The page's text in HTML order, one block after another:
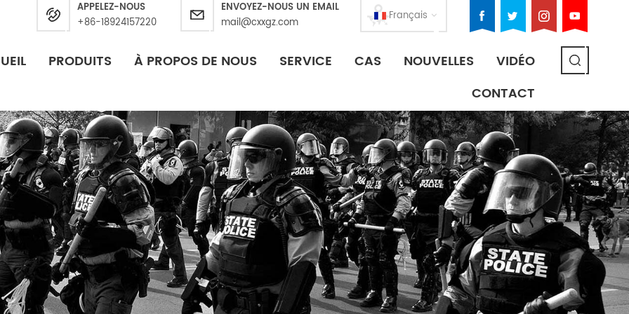
Français
APPELEZ-NOUS
+86-18924157220
ENVOYEZ-NOUS UN EMAIL
mail@cxxgz.com
PRODUITS À PROPOS DE NOUS SERVICE CAS NOUVELLES
VIDÉO
CONTACT